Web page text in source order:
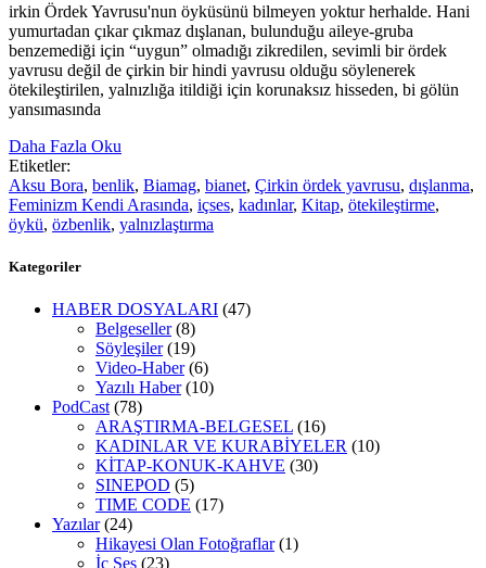
irkin Ördek Yavrusu'nun öyküsünü bilmeyen yoktur herhalde. Hani
yumurtadan çıkar çıkmaz dışlanan, bulunduğu aileye-gruba
benzemediği için “uygun” olmadığı zikredilen, sevimli bir ördek
yavrusu değil de çirkin bir hindi yavrusu olduğu söylenerek
ötekileştirilen, yalnızlığa itildiği için korunaksız hisseden, bi gölün
yansımasında
Daha Fazla Oku
Etiketler:
Aksu Bora, benlik, Biamag, bianet, Çirkin ördek yavrusu, dışlanma,
Feminizm Kendi Arasında, içses, kadınlar, Kitap, ötekileştirme,
öykü, özbenlik, yalnızlaştırma
Kategoriler
HABER DOSYALARI (47)
Belgeseller(8)
Söyleşiler(19)
Video-Haber(6)
Yazılı Haber(10)
PodCast (78)
ARAŞTIRMA-BELGESEL (16)
KADINLAR VE KURABİYELER (10)
KİTAP-KONUK-KAHVE (30)
SINEPOD (5)
TIME CODE (17)
Yazılar(24)
Hikayesi Olan Fotoğraflar(1)
İç Ses (23)